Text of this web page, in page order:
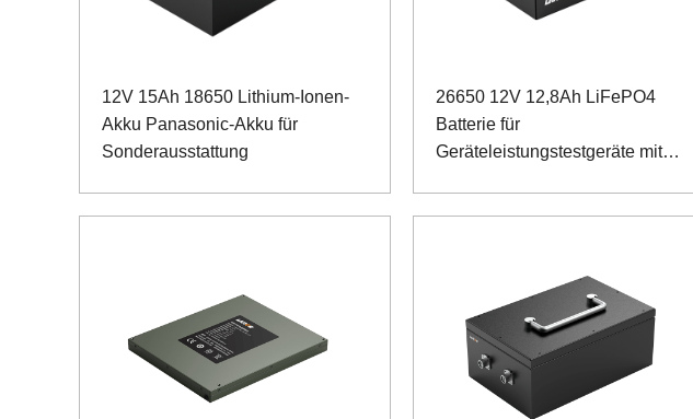
12V 15Ah 18650 Lithium-Ionen-
Akku Panasonic-Akku für
Sonderausstattung
26650 12V 12,8Ah LiFePO4
Batterie für
Geräteleistungstestgeräte mit